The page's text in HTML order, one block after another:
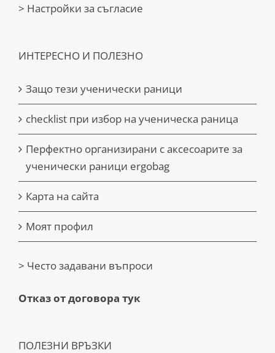
> Настройки за съгласие
ИНТЕРЕСНО И ПОЛЕЗНО
Защо тези ученически раници
checklist при избор на ученическа раница
Перфектно организирани с аксесоарите за
ученически раници ergobag
Карта на сайта
Моят профил
> Често задавани въпроси
Отказ от договора тук
ПОЛЕЗНИ ВРЪЗКИ